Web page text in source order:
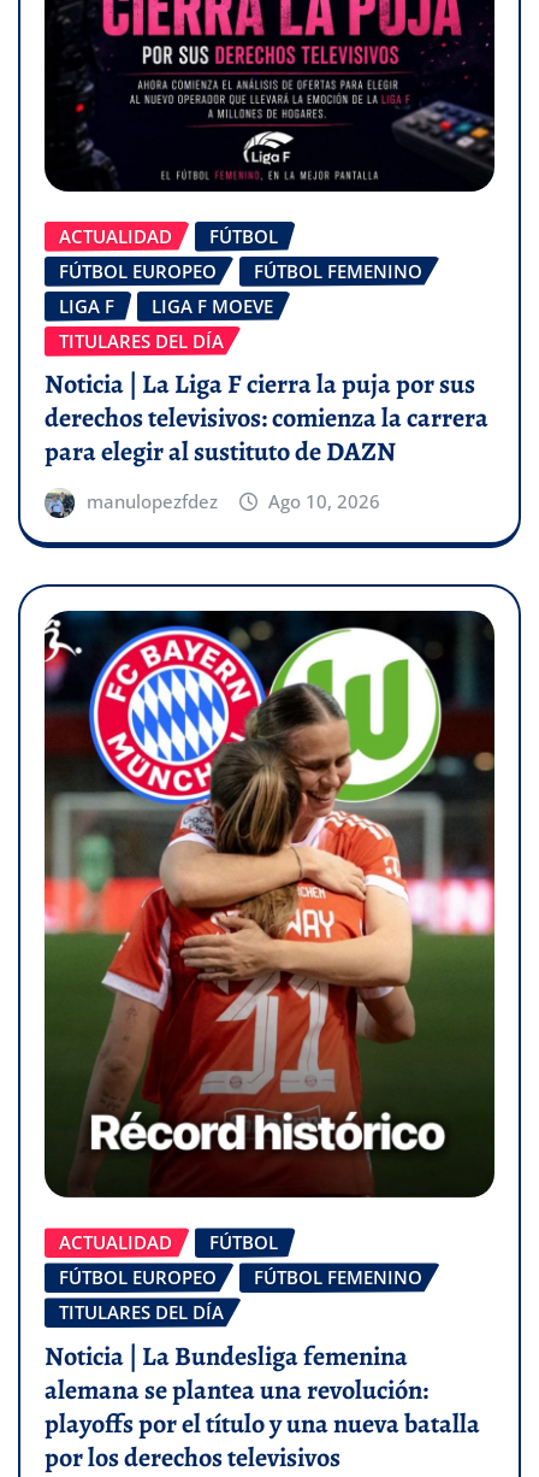
ACTUALIDAD
FÚTBOL
FÚTBOL EUROPEO
FÚTBOL FEMENINO
LIGA F
LIGA F MOEVE
TITULARES DEL DÍA
Noticia | La Liga F cierra la puja por sus
derechos televisivos: comienza la carrera
para elegir al sustituto de DAZN
manulopezfdez Ago 10, 2026
ACTUALIDAD
FÚTBOL
FÚTBOL EUROPEO
FÚTBOL FEMENINO
TITULARES DEL DÍA
Noticia | La Bundesliga femenina
alemana se plantea una revolución:
playoffs por el título y una nueva batalla
por los derechos televisivos